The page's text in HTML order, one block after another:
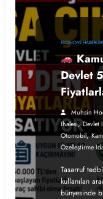
EKONOMI
Devlet
Muhsin
Ihalesi,Devlet
Otomobil,
Özelleştirme
Tasarruf
kullanılan
bünyesinde